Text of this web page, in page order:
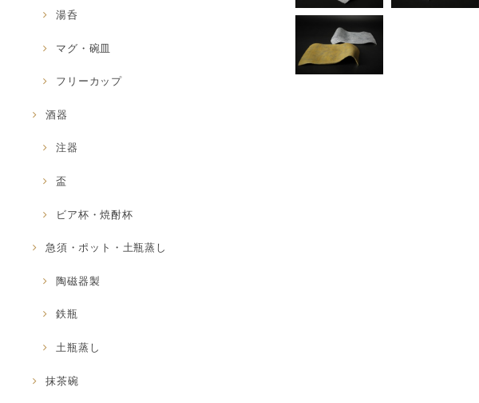
湯呑
マグ・碗皿
フリーカップ
酒器
注器
盃
ビア杯・焼酎杯
急須・ポット・土瓶蒸し
陶磁器製
鉄瓶
土瓶蒸し
抹茶碗